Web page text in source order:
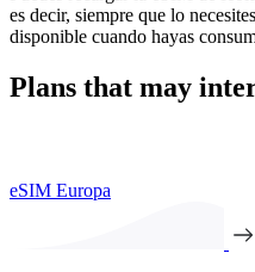
es decir, siempre que lo
disponible cuando hayas
Plans that may
eSIM Europa